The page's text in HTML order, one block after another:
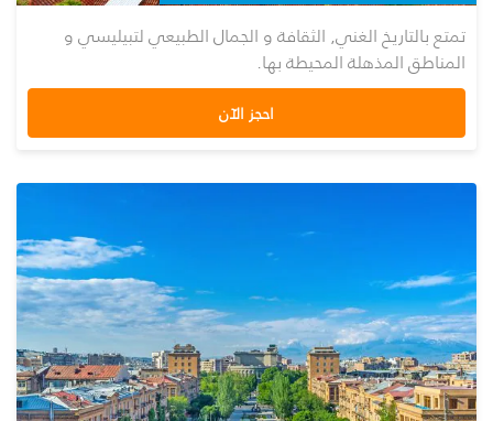
تمتع بالتاريخ الغني, الثقافة و الجمال الطبيعي لتبيليسي و
المناطق المذهلة المحيطة بها.
احجز الآن